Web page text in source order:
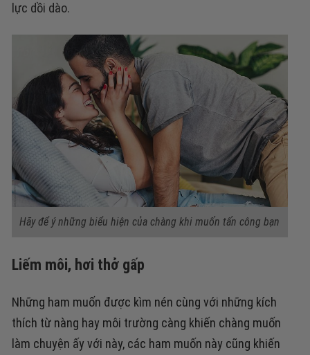
lực dồi dào.
Hãy để ý những biểu hiện của chàng khi muốn tấn công bạn
Liếm môi, hơi thở gấp
Những ham muốn được kìm nén cùng với những kích
thích từ nàng hay môi trường càng khiến chàng muốn
làm chuyện ấy với này, các ham muốn này cũng khiến